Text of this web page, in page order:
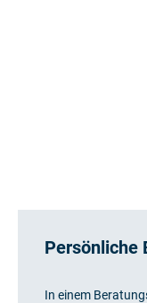
Persönliche
In einem